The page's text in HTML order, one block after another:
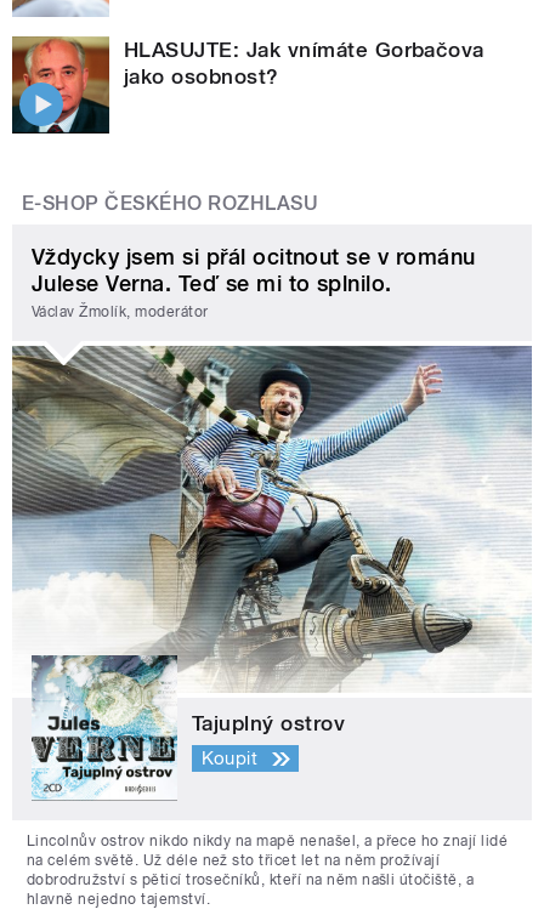
HLASUJTE: Jak vnímáte Gorbačova
jako osobnost?
E-SHOP ČESKÉHO ROZHLASU
Vždycky jsem si přál ocitnout se v románu
Julese Verna. Teď se mi to splnilo.
Václav Žmolík, moderátor
Tajuplný ostrov
Koupit
Lincolnův ostrov nikdo nikdy na mapě nenašel, a přece ho znají lidé
na celém světě. Už déle než sto třicet let na něm prožívají
dobrodružství s pěticí trosečníků, kteří na něm našli útočiště, a
hlavně nejedno tajemství.